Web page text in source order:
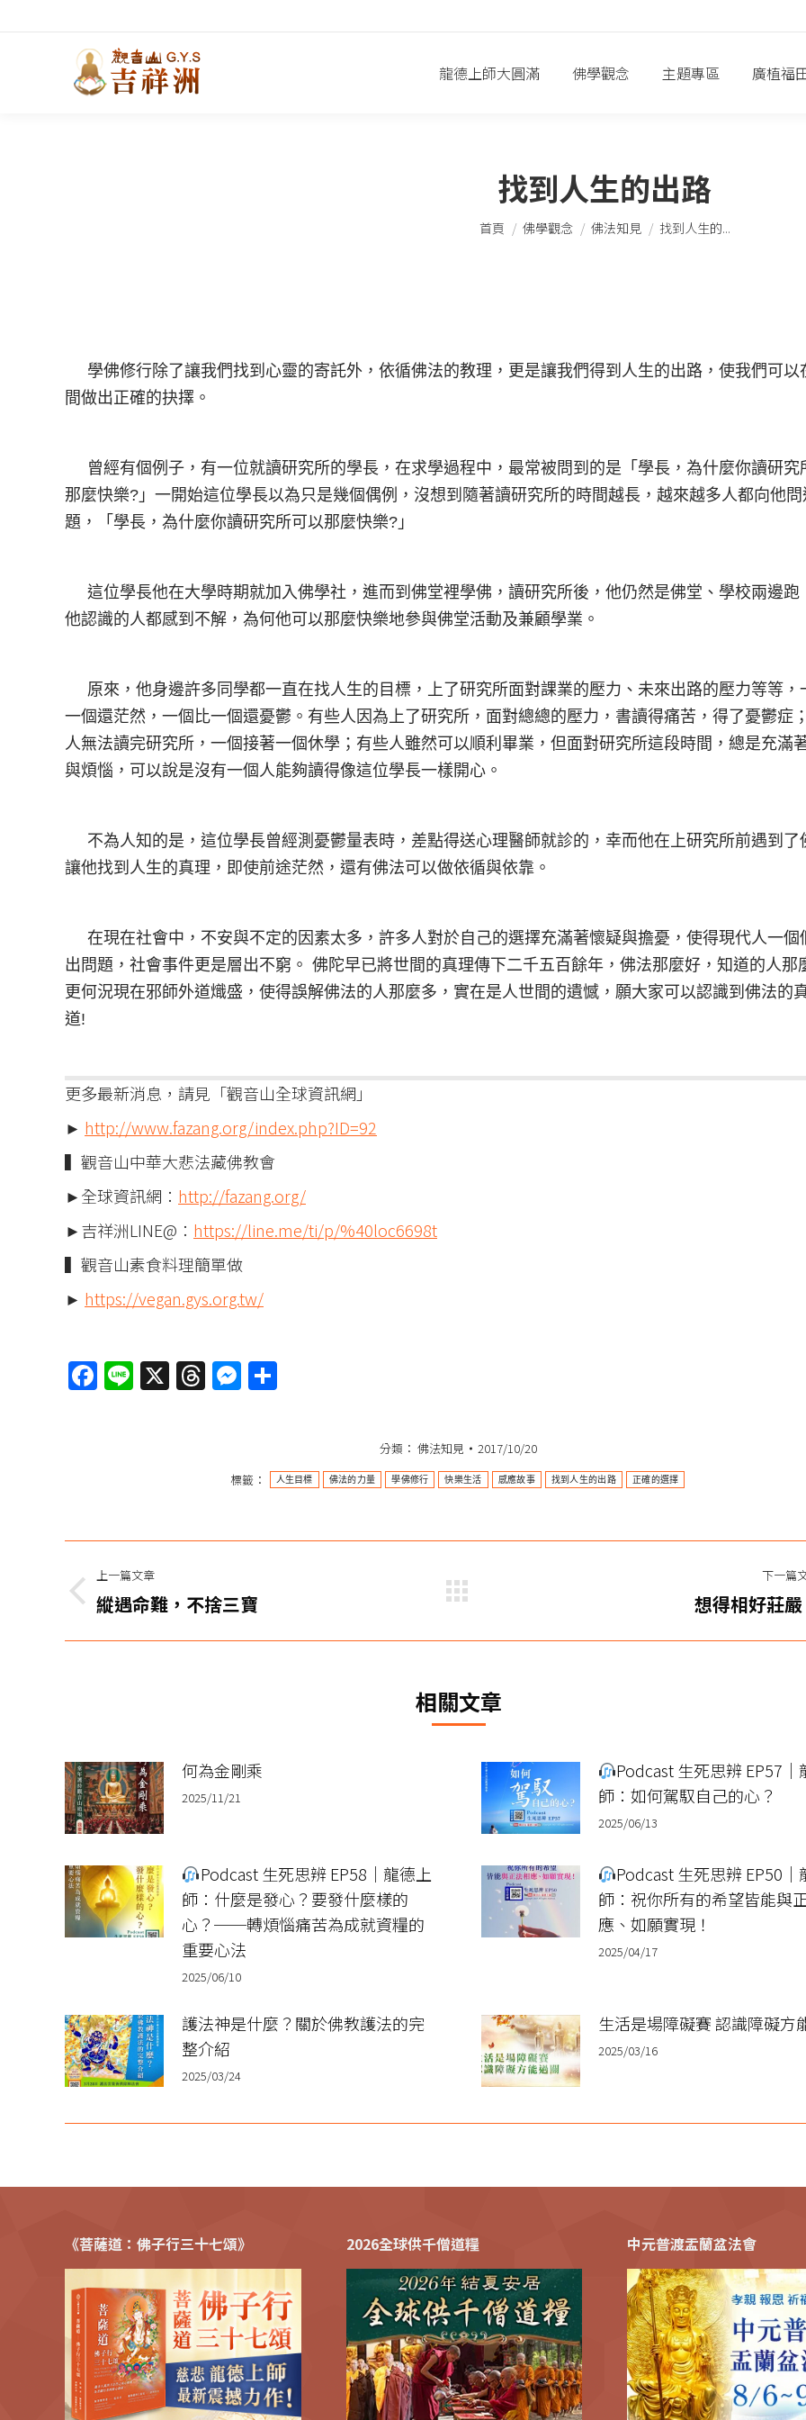
龍德上師大圓滿 佛學觀念 主題專區 廣植福
找到人生的出路
您在這裡：
首頁 佛學觀念 佛法知見 找到人生的...
學佛修行除了讓我們找到心靈的寄託外，依循佛法的教理，更是讓我們得到人生的出路，使我們可以
間做出正確的抉擇。
曾經有個例子，有一位就讀研究所的學長，在求學過程中，最常被問到的是「學長，為什麼你讀研究
那麼快樂?」一開始這位學長以為只是幾個偶例，沒想到隨著讀研究所的時間越長，越來越多人都向他
題，「學長，為什麼你讀研究所可以那麼快樂?」
這位學長他在大學時期就加入佛學社，進而到佛堂裡學佛，讀研究所後，他仍然是佛堂、學校兩邊跑
他認識的人都感到不解，為何他可以那麼快樂地參與佛堂活動及兼顧學業。
原來，他身邊許多同學都一直在找人生的目標，上了研究所面對課業的壓力、未來出路的壓力等等，
一個還茫然，一個比一個還憂鬱。有些人因為上了研究所，面對總總的壓力，書讀得痛苦，得了憂鬱症
人無法讀完研究所，一個接著一個休學；有些人雖然可以順利畢業，但面對研究所這段時間，總是充滿
與煩惱，可以說是沒有一個人能夠讀得像這位學長一樣開心。
不為人知的是，這位學長曾經測憂鬱量表時，差點得送心理醫師就診的，幸而他在上研究所前遇到了
讓他找到人生的真理，即使前途茫然，還有佛法可以做依循與依靠。
在現在社會中，不安與不定的因素太多，許多人對於自己的選擇充滿著懷疑與擔憂，使得現代人一個
出問題，社會事件更是層出不窮。 佛陀早已將世間的真理傳下二千五百餘年，佛法那麼好，知道的人那
更何況現在邪師外道熾盛，使得誤解佛法的人那麼多，實在是人世間的遺憾，願大家可以認識到佛法的
道!
更多最新消息，請見「觀音山全球資訊網」
► http://www.fazang.org/index.php?ID=92
▍觀音山中華大悲法藏佛教會
►全球資訊網： http://fazang.org/
►吉祥洲LINE@： https://line.me/ti/p/%40loc6698t
▍觀音山素食料理簡單做
► https://vegan.gys.org.tw/
Facebook
Line
X Threads
Messenger
分類： 佛法知見
2017/10/20
標籤：
人生目標 佛法的力量 學佛修行 快樂生活 感應故事 找到人生的出路 正確的選擇
章
导
上一篇文章
上
縱遇命難，不捨三寶
下一篇
章：
想得相好莊
相關文章
何為金剛乘
2025/11/21
Podcast 生死思辨 EP57｜
師：如何駕馭自己的心？
2025/06/13
Podcast 生死思辨 EP58｜龍德上
師：什麼是發心？要發什麼樣的
心？──轉煩惱痛苦為成就資糧的
重要心法
2025/06/10
Podcast 生死思辨 EP50｜
師：祝你所有的希望皆能與
應、如願實現！
2025/04/17
護法神是什麼？關於佛教護法的完
整介紹
2025/03/24
生活是場障礙賽 認識障礙方
2025/03/16
《菩薩道：佛子行三十七頌》 2026全球供千僧道糧 中元普渡盂蘭盆法會